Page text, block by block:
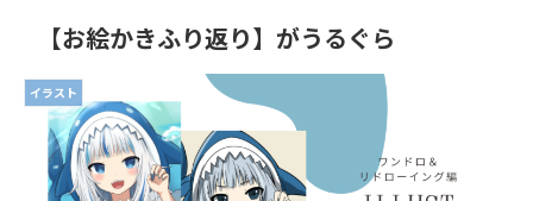
【お絵かきふり返り】がうるぐら
イラスト